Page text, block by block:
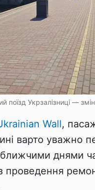
поїзд Укрзалізниці —
Wall,
варто уважно
днями